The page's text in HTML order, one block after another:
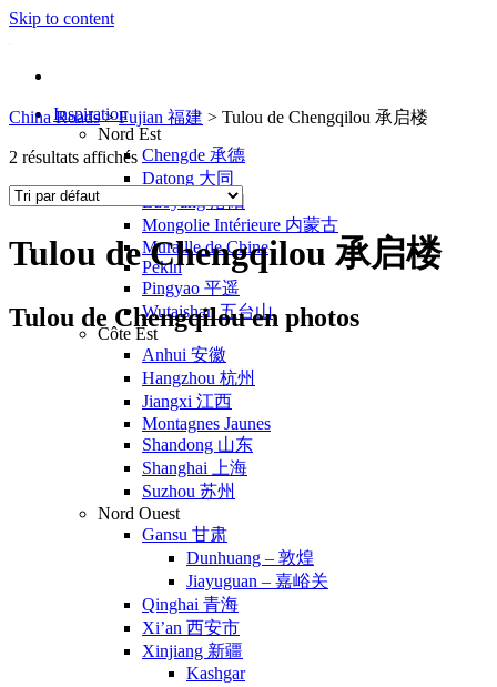
Skip to content
Inspiration
Nord Est
Chengde 承德
Datong 大同
Luoyang 洛阳
Mongolie Intérieure 内蒙古
Muraille de Chine
Pékin
Pingyao 平遥
Wutaishan 五台山
Côte Est
Anhui 安徽
Hangzhou 杭州
Jiangxi 江西
Montagnes Jaunes
Shandong 山东
Shanghai 上海
Suzhou 苏州
Nord Ouest
Gansu 甘肃
Dunhuang – 敦煌
Jiayuguan – 嘉峪关
Qinghai 青海
Xi’an 西安市
Xinjiang 新疆
Kashgar
China Roads > Fujian 福建 > Tulou de Chengqilou 承启楼
2 résultats affichés
Tulou de Chengqilou 承启楼
Tulou de Chengqilou en photos